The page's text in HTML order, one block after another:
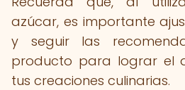
azúcar, es importante
y seguir las
producto para lograr el
tus creaciones culinarias.